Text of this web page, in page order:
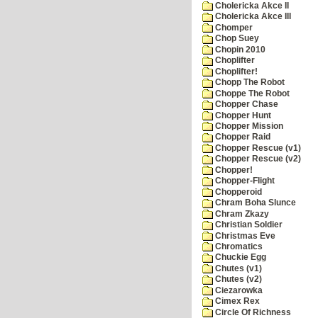
Cholericka Akce II
Cholericka Akce III
Chomper
Chop Suey
Chopin 2010
Choplifter
Choplifter!
Chopp The Robot
Choppe The Robot
Chopper Chase
Chopper Hunt
Chopper Mission
Chopper Raid
Chopper Rescue (v1)
Chopper Rescue (v2)
Chopper!
Chopper-Flight
Chopperoid
Chram Boha Slunce
Chram Zkazy
Christian Soldier
Christmas Eve
Chromatics
Chuckie Egg
Chutes (v1)
Chutes (v2)
Ciezarowka
Cimex Rex
Circle Of Richness